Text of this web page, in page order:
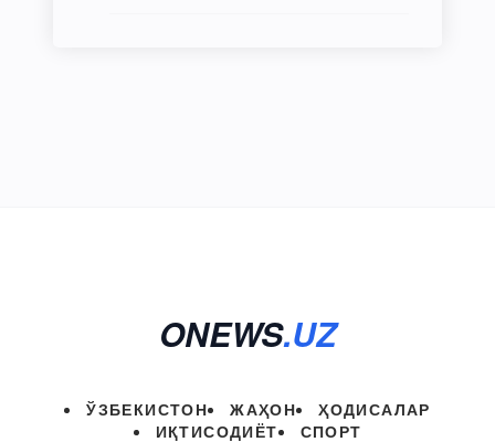
ONEWS.UZ
ЎЗБЕКИСТОН ЖАҲОН
ҲОДИСАЛАР
ИҚТИСОДИЁТ
СПОРТ